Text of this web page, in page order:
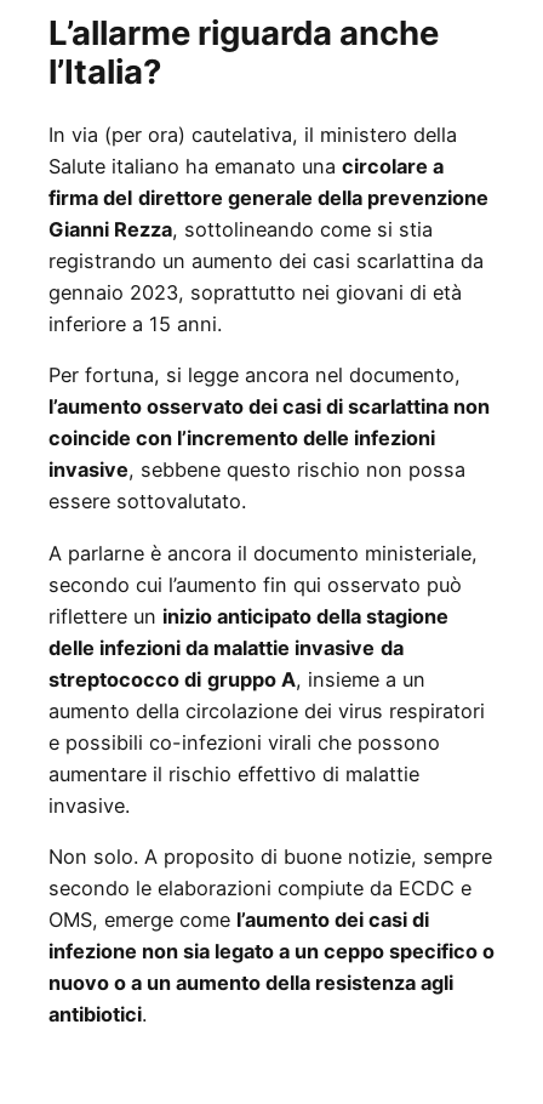
L’allarme riguarda anche
l’Italia?
In via (per ora) cautelativa, il ministero della
Salute italiano ha emanato una circolare a
firma del direttore generale della prevenzione
Gianni Rezza, sottolineando come si stia
registrando un aumento dei casi scarlattina da
gennaio 2023, soprattutto nei giovani di età
inferiore a 15 anni.
Per fortuna, si legge ancora nel documento,
l’aumento osservato dei casi di scarlattina non
coincide con l’incremento delle infezioni
invasive, sebbene questo rischio non possa
essere sottovalutato.
A parlarne è ancora il documento ministeriale,
secondo cui l’aumento fin qui osservato può
riflettere un inizio anticipato della stagione
delle infezioni da malattie invasive da
streptococco di gruppo A, insieme a un
aumento della circolazione dei virus respiratori
e possibili co-infezioni virali che possono
aumentare il rischio effettivo di malattie
invasive.
Non solo. A proposito di buone notizie, sempre
secondo le elaborazioni compiute da ECDC e
OMS, emerge come l’aumento dei casi di
infezione non sia legato a un ceppo specifico o
nuovo o a un aumento della resistenza agli
antibiotici.